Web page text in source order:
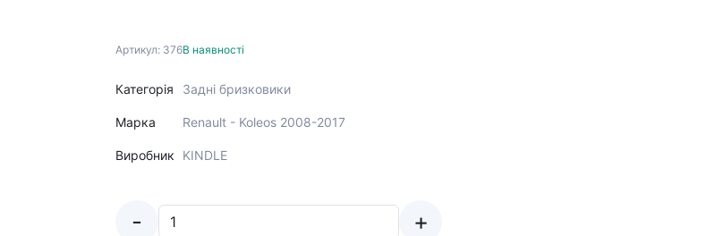
Артикул: 376
Категорія
Марка
Виробник
В наявності
Задні бризковики
Renault - Koleos 2008-2017
KINDLE
- +